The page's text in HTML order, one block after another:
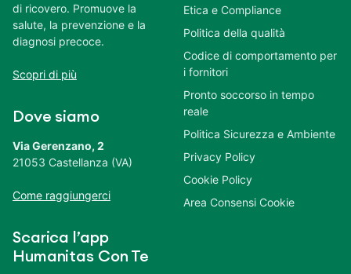
di ricovero. Promuove la
salute, la prevenzione e la
diagnosi precoce.
Scopri di più
Dove siamo
Via Gerenzano, 2
21053 Castellanza (VA)
Come raggiungerci
Scarica l’app
Humanitas Con Te
Etica e Compliance
Politica della qualità
Codice di comportamento per
i fornitori
Pronto soccorso in tempo
reale
Politica Sicurezza e Ambiente
Privacy Policy
Cookie Policy
Area Consensi Cookie